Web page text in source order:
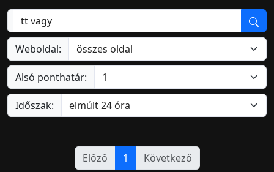
Weboldal:
Alsó ponthatár:
Időszak:
Előző 1 Következő